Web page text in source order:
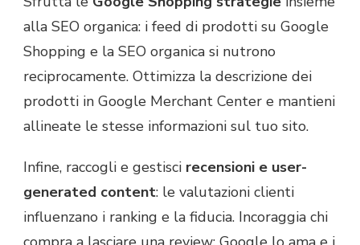
alla SEO organica: i feed di prodotti su Google
Shopping e la SEO organica si nutrono
reciprocamente. Ottimizza la descrizione dei
prodotti in Google Merchant Center e mantieni
allineate le stesse informazioni sul tuo sito.
Infine, raccogli e gestisci recensioni e user-
generated content: le valutazioni clienti
influenzano i ranking e la fiducia. Incoraggia chi